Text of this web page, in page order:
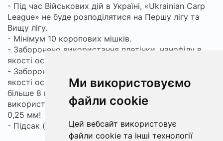
Ми використовуємо
файли cookie
Цей вебсайт використовує
файли cookie та інші технології
- Під час Військових дій в Україні, «Ukrainian Carp
League» не буде розподілятися на Першу лігу та
Вищу лігу.
- Мінімум 10 коропових мішків.
- Заборонено використання плетінки, нанофілу в
якості основної волосіні.
- Заборонено використання плетінки, нанофілу в
якості основної волосіні. Відрізок довжиною не
більше 8 м в якості шок-лідера. - Дозволяється
використання волосіння діаметром не меншим за
0,25 мм!
- Підсак (не менше 70 см).